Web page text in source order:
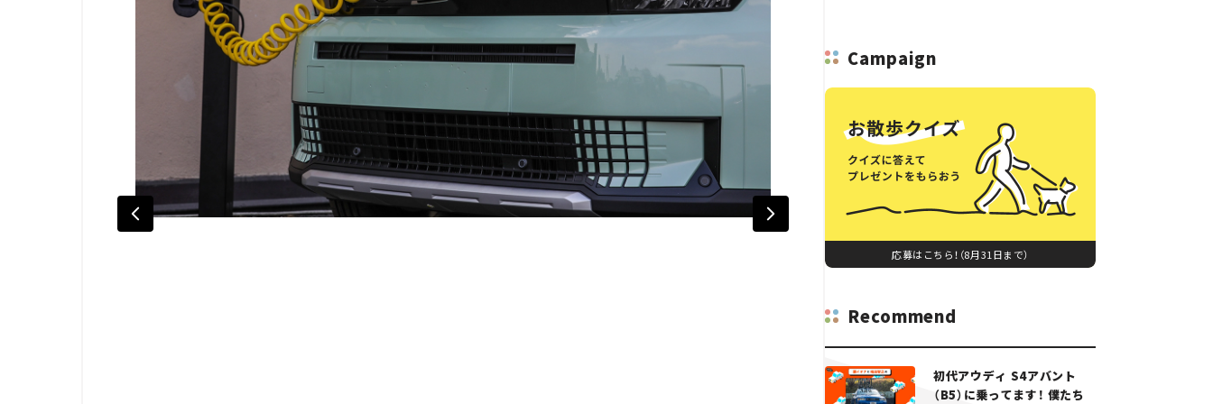
Campaign
応募はこちら！（8月31日まで）
Recommend
初代アウディ S4アバント
（B5）に乗ってます！ 僕たち